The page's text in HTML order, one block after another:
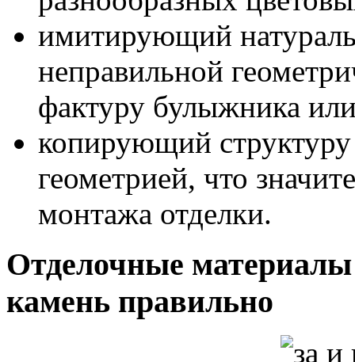
имитирующий
неправильной
фактуру булыжника
копирующий
геометрией, что
монтажа отделки.
Отделочные
камень правильно